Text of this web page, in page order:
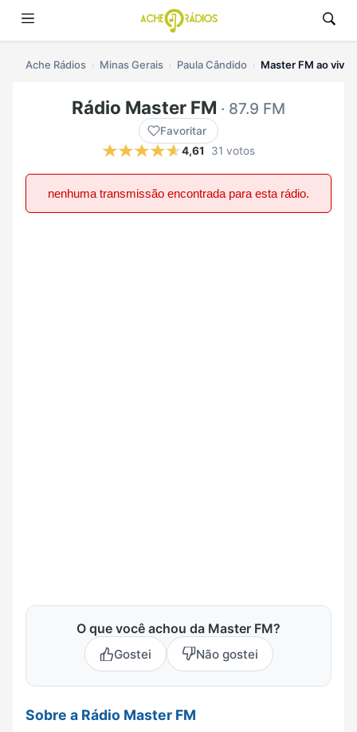
Ache Rádios Minas Gerais Paula Cândido Master FM ao vivo
Rádio Master FM · 87.9 FM
Favoritar
4,61
31 votos
nenhuma transmissão encontrada para esta rádio.
O que você achou da Master FM?
Gostei Não gostei
Sobre a Rádio Master FM